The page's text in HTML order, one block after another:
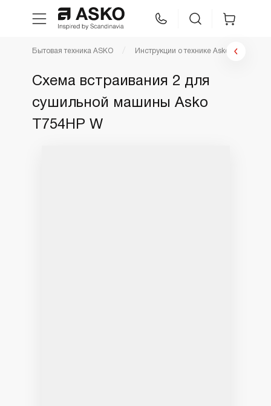
Техника для кухни
Бытовая техника ASKO Инструкции о технике Asko
Схема встраивания 2 для
сушильной машины Asko
T754HP W